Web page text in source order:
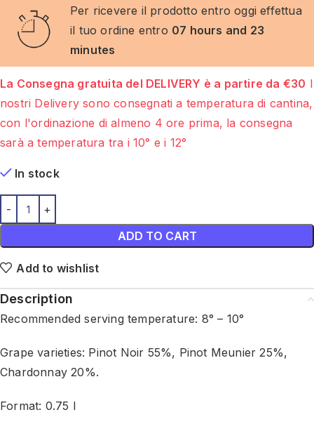
Per ricevere il prodotto entro oggi effettua
il tuo ordine entro 07 hours and 23
minutes
La Consegna gratuita del DELIVERY è a partire da €30 I
nostri Delivery sono consegnati a temperatura di cantina,
con l'ordinazione di almeno 4 ore prima, la consegna
sarà a temperatura tra i 10° e i 12°
In stock
ADD TO CART
Add to wishlist
Description
Recommended serving temperature: 8° – 10°
Grape varieties: Pinot Noir 55%, Pinot Meunier 25%,
Chardonnay 20%.
Format: 0.75 l